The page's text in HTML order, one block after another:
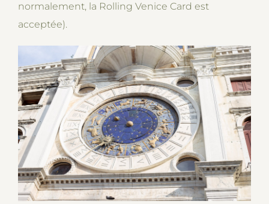
normalement, la Rolling Venice Card est
acceptée).